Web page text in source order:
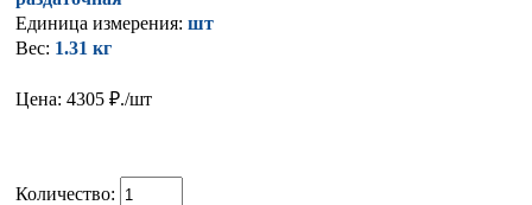
Единица измерения: шт
Вес: 1.31 кг
Цена: 4305 ₽./шт
Количество: